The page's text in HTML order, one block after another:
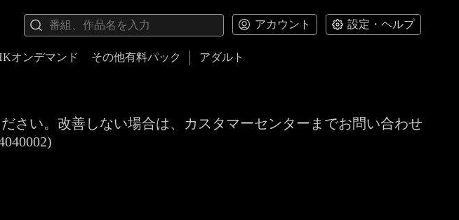
アカウント 設定・ヘルプ
オンデマンド その他有料パック アダルト
さい。改善しない場合は、カスタマーセンターまでお問い合わせ